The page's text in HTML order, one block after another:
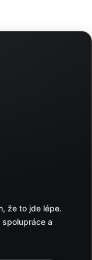
že to jde lépe.
spolupráce a